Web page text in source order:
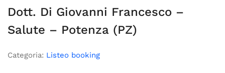
Dott. Di Giovanni Francesco –
Salute – Potenza (PZ)
Categoria: Listeo booking